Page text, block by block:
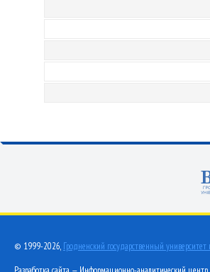
© 1999-2026, Гродненский государственный